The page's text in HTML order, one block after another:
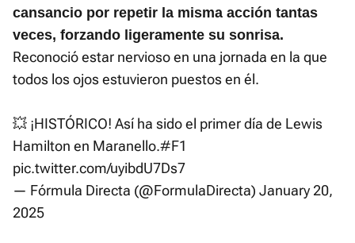
cansancio por repetir la misma acción tantas
veces, forzando ligeramente su sonrisa.
Reconoció estar nervioso en una jornada en la que
todos los ojos estuvieron puestos en él.
💥 ¡HISTÓRICO! Así ha sido el primer día de Lewis
Hamilton en Maranello.#F1
pic.twitter.com/uyibdU7Ds7
— Fórmula Directa (@FormulaDirecta) January 20,
2025